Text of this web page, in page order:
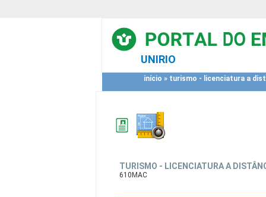
UNIRIO
início » turismo - licenciatura a
TURISMO - LICENCIATURA A
610MAC